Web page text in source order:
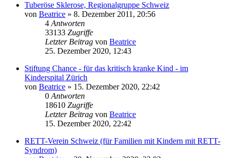
Tuberöse Sklerose, Regionalgruppe Schweiz
von Beatrice » 8. Dezember 2011, 20:56
4 Antworten
33133 Zugriffe
Letzter Beitrag von Beatrice
25. Dezember 2020, 12:43
Stiftung Chance - für das kritisch kranke Kind - im
Kinderspital Zürich
von Beatrice » 15. Dezember 2020, 22:42
0 Antworten
18610 Zugriffe
Letzter Beitrag von Beatrice
15. Dezember 2020, 22:42
RETT-Verein Schweiz (für Familien mit Kindern mit RETT-
Syndrom)